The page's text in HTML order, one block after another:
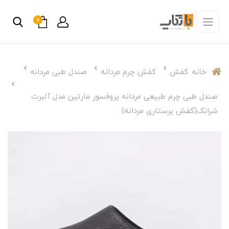
0
خانه کفش کفش چرم مردانه صندل طبی مردانه
صندل طبی چرم طبیعی مردانه پروفسور مارتین مدل آلبرت
شرانک(کفش پرستاری مردانه)